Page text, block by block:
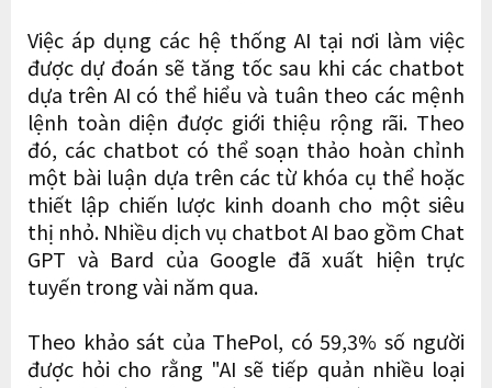
Việc áp dụng các hệ thống AI tại nơi làm việc
được dự đoán sẽ tăng tốc sau khi các chatbot
dựa trên AI có thể hiểu và tuân theo các mệnh
lệnh toàn diện được giới thiệu rộng rãi. Theo
đó, các chatbot có thể soạn thảo hoàn chỉnh
một bài luận dựa trên các từ khóa cụ thể hoặc
thiết lập chiến lược kinh doanh cho một siêu
thị nhỏ. Nhiều dịch vụ chatbot AI bao gồm Chat
GPT và Bard của Google đã xuất hiện trực
tuyến trong vài năm qua.
Theo khảo sát của ThePol, có 59,3% số người
được hỏi cho rằng "AI sẽ tiếp quản nhiều loại